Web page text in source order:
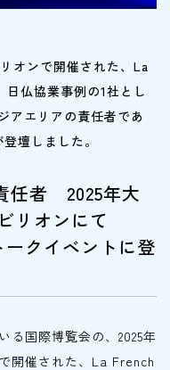
オンで開催された、La
仏協業事例の1社とし
アエリアの責任者であ
壇しました。
任者 2025年大
リオンにて
クイベントに登
る国際博覧会の、2025年
開催された、La French